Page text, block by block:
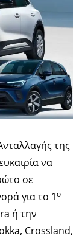
της
να
σε
για το 1ο
ή την
Crossland,